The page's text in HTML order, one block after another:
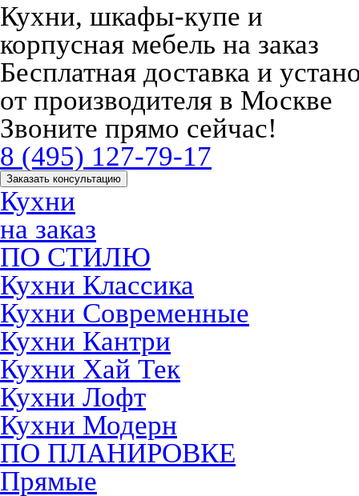
Кухни, шкафы-купе и
корпусная мебель на заказ
Бесплатная доставка и
от производителя в Москве
Звоните прямо сейчас!
8 (495) 127-79-17
Заказать консультацию
Кухни
на заказ
ПО СТИЛЮ
Кухни Классика
Кухни Современные
Кухни Кантри
Кухни Хай Тек
Кухни Лофт
Кухни Модерн
ПО ПЛАНИРОВКЕ
Прямые